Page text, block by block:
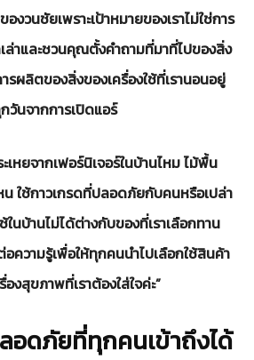
งวนชัยเพราะเป้าหมายของเราไม่ใช่การ
าและชวนคุณตั้งคำถามที่มาที่ไปของสิ่ง
ผลิตของสิ่งของเครื่องใช้ที่เรานอนอยู่
วันจากการเปิดแอร์
เหยจากเฟอร์นิเจอร์ในบ้านไหม ไม้พื้น
ใช้กาวเกรดที่ปลอดภัยกับคนหรือเปล่า
ช้ในบ้านไม่ได้ต่างกับของที่เราเลือกทาน
อความรู้เพื่อให้ทุกคนนำไปเลือกใช้สินค้า
องสุขภาพที่เราต้องใส่ใจค่ะ”
อดภัยที่ทุกคนเข้าถึงได้